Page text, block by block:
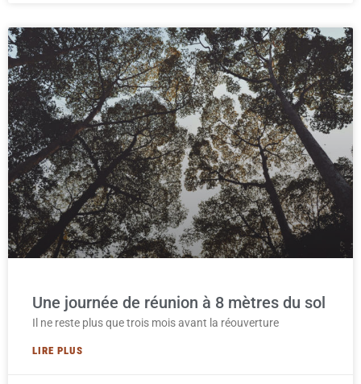
Une journée de réunion à 8 mètres du sol
Il ne reste plus que trois mois avant la réouverture
LIRE PLUS